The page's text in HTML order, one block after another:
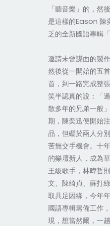
「聽音樂」的，然
是這樣的Eason 陳
乏的全新國語專輯
邀請未曾謀面的製
然後從一開始的五
首，到一路完成整
笑半認真的說：「
散多年的兄弟一般
期，陳奕迅便開始
品，但礙於兩人分
苦無交手機會。十
的樂壇新人，成為
王級歌手，林暐哲
文、陳綺貞、蘇打
取具足因緣，今年
國語專輯籌備工作
現，想當然爾，一